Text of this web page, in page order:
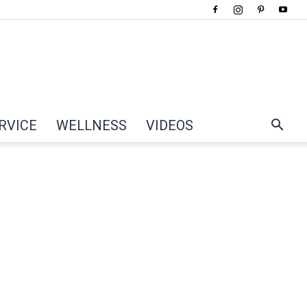
WELLNESS VIDEOS